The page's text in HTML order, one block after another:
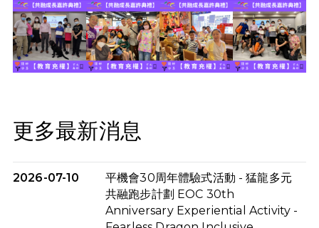
更多最新消息
2026-07-10
平機會30周年體驗式活動 - 猛龍多元
共融跑步計劃 EOC 30th
Anniversary Experiential Activity -